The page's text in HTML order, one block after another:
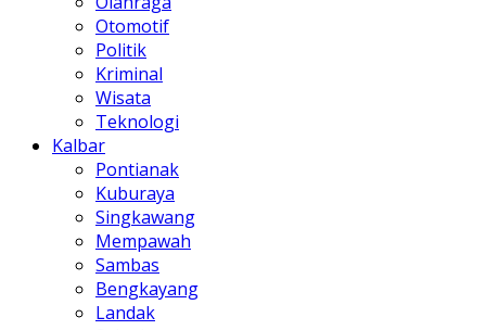
Otomotif
Politik
Kriminal
Wisata
Teknologi
Kalbar
Pontianak
Kuburaya
Singkawang
Mempawah
Sambas
Bengkayang
Landak